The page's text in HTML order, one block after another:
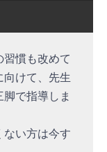
習慣も改めて
向けて、先生
で指導しま
ない方は今す